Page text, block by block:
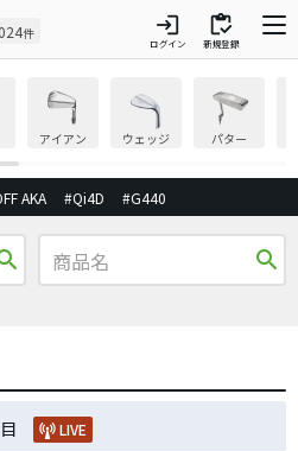
件 login
ログイン
inventory
新規登録
アイアン ウェッジ パター
AKA #Qi4D #G440
search
LIVE